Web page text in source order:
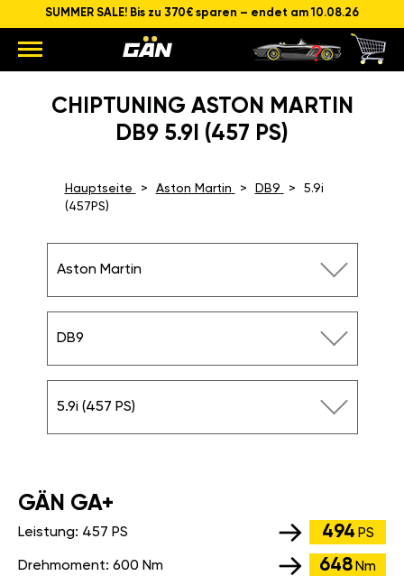
SUMMER SALE! Bis zu 370€ sparen – endet am 10.08.26
CHIPTUNING ASTON MARTIN
DB9 5.9I (457 PS)
Hauptseite Aston Martin DB9
5.9i
(457PS)
Aston Martin
DB9
5.9i (457 PS)
GÄN GA+
Leistung: 457 PS 494 PS
Drehmoment: 600 Nm 648 Nm